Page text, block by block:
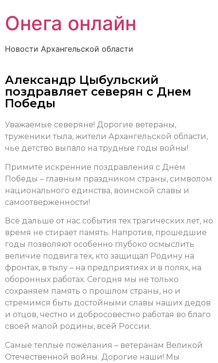
Онега онлайн
Новости Архангельской области
Александр Цыбульский
поздравляет северян с Днем
Победы
Уважаемые северяне! Дорогие ветераны,
труженики тыла, жители Архангельской области,
чье детство выпало на трудные годы войны!
Примите искренние поздравления с Днем
Победы – главным праздником страны, символом
национального единства, воинской славы и
самоотверженности!
Всё дальше от нас события тех трагических лет, но
время не стирает память. Напротив, прошедшие
годы позволяют особенно глубоко осмыслить
величие подвига тех, кто защищал Родину на
фронтах, в тылу – на предприятиях и в полях, на
оборонных работах. Сегодня мы не только
сохраняем память о прошлом страны, но и
стремимся быть достойными славы наших дедов
и отцов, честно и добросовестно работая во благо
своей малой родины, всей России.
Самые теплые пожелания – ветеранам Великой
Отечественной войны. Дорогие наши! Мы